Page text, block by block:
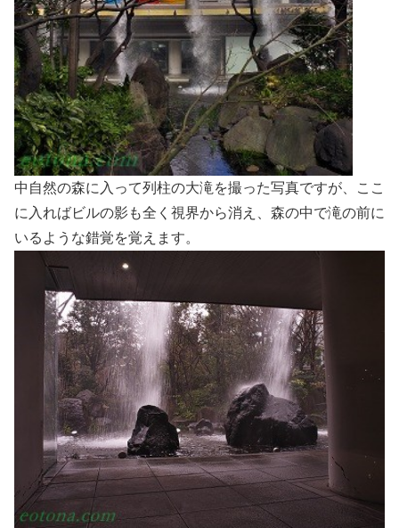
中自然の森に入って列柱の大滝を撮った写真ですが、ここ
に入ればビルの影も全く視界から消え、森の中で滝の前に
いるような錯覚を覚えます。